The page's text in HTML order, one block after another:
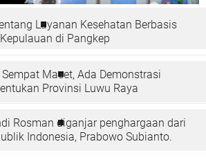
Layanan Kesehatan Berbasis
Kepulauan di Pangkep
Macet, Ada Demonstrasi
Provinsi Luwu Raya
Rosman diganjar penghargaan dari
Indonesia, Prabowo Subianto.